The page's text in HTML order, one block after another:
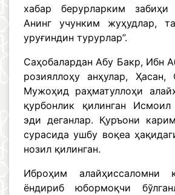
хабар берурларким
Анинг учунким жуҳудлар,
уруғиндин турурлар”.
Саҳобалардан Абу Бакр, Ибн
розияллоҳу анҳулар,
Мужоҳид раҳматуллоҳи
қурбонлик қилинган Исмоил
эди деганлар. Қуръони
сурасида ушбу воқеа
нозил қилинган.
Иброҳим алайҳиссаломни
ёндириб юбормоқчи